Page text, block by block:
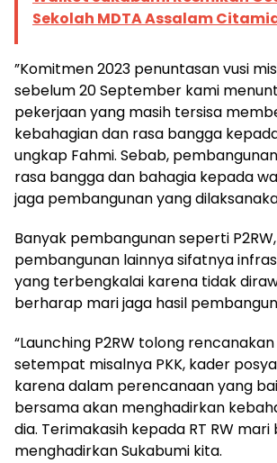
Sekolah MDTA Assalam
”Komitmen 2023 penuntasan vusi
sebelum 20 September kami
pekerjaan yang masih tersisa
kebahagian dan rasa bangga
ungkap Fahmi. Sebab,
rasa bangga dan bahagia kepada
jaga pembangunan yang
Banyak pembangunan seperti
pembangunan lainnya sifatnya
yang terbengkalai karena tidak
berharap mari jaga hasil
“Launching P2RW tolong rencanakan
setempat misalnya PKK, kader
karena dalam perencanaan yang
bersama akan menghadirkan
dia. Terimakasih kepada RT RW
menghadirkan Sukabumi kita.